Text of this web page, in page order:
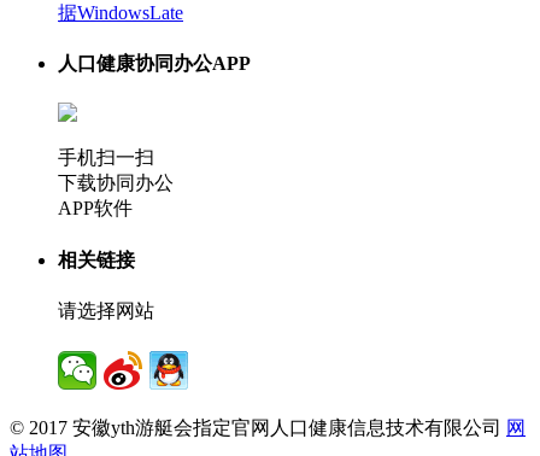
据WindowsLate
人口健康协同办公APP
手机扫一扫
下载协同办公
APP软件
相关链接
请选择网站
© 2017 安徽yth游艇会指定官网人口健康信息技术有限公司 网